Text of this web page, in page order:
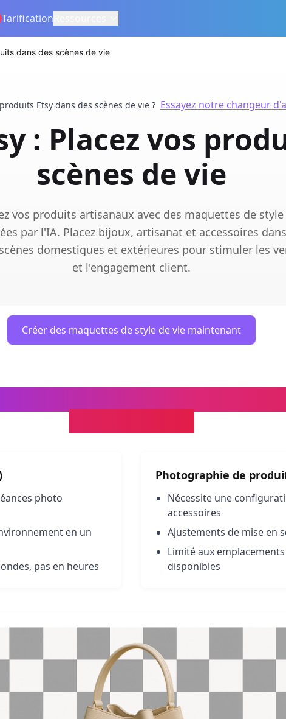
Tarification
dans des scènes de vie
Etsy dans des scènes de vie ? Essayez notre changeur
: Placez vos
scènes de vie
vos produits artisanaux avec des maquettes de style
par l'IA. Placez bijoux, artisanat et accessoires
domestiques et extérieures pour stimuler les
et l'engagement client.
Créer des maquettes de style de vie maintenant
photo
en un
pas en heures
Photographie de
Nécessite une
accessoires
Ajustements de mise en
Limité aux
disponibles